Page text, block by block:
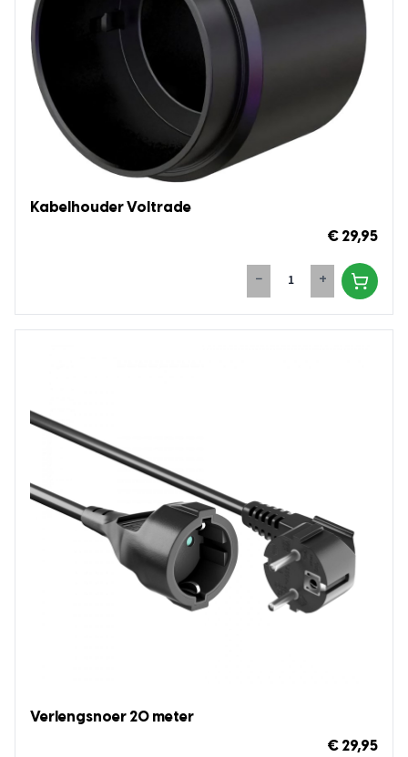
Kabelhouder Voltrade
€ 29,95
− +
Verlengsnoer 20 meter
€ 29,95